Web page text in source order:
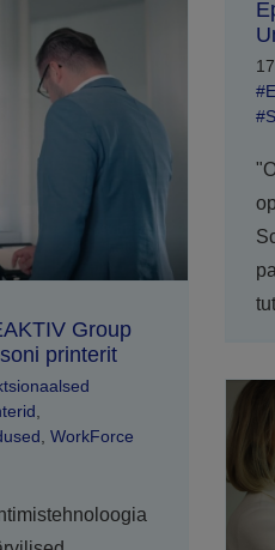
Group
printerit
,
, WorkForce